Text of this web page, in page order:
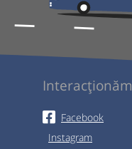
Interacționăm
Facebook
Instagram